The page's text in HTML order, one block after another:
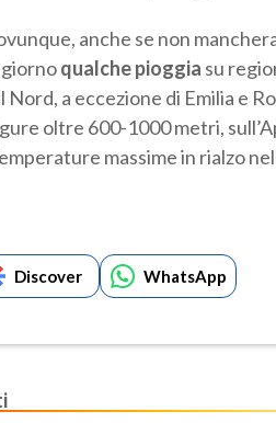
anche se non
qualche pioggia su
a eccezione di Emilia e
oltre 600-1000 metri,
massime in rialzo
Discover WhatsApp